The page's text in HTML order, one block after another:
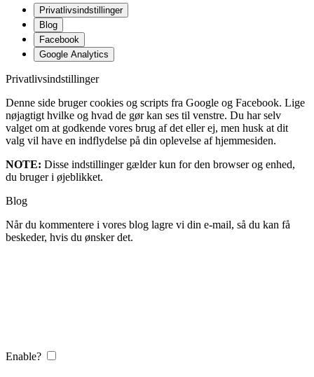
Privatlivsindstillinger
Blog
Facebook
Google Analytics
Privatlivsindstillinger
Denne side bruger cookies og scripts fra Google og Facebook. Lige
nøjagtigt hvilke og hvad de gør kan ses til venstre. Du har selv
valget om at godkende vores brug af det eller ej, men husk at dit
valg vil have en indflydelse på din oplevelse af hjemmesiden.
NOTE: Disse indstillinger gælder kun for den browser og enhed,
du bruger i øjeblikket.
Blog
Når du kommentere i vores blog lagre vi din e-mail, så du kan få
beskeder, hvis du ønsker det.
Enable?